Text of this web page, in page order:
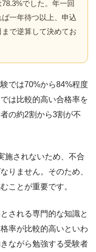
でした。年一回
一年待つ以上、申込
で逆算して決めてお
では70%から84%程度
は比較的高い合格率を
の約2割から3割が不
施されないため、不合
りません。そのため、
ことが重要です。
される専門的な知識と
率が比較的高いといわ
ながら勉強する受験者